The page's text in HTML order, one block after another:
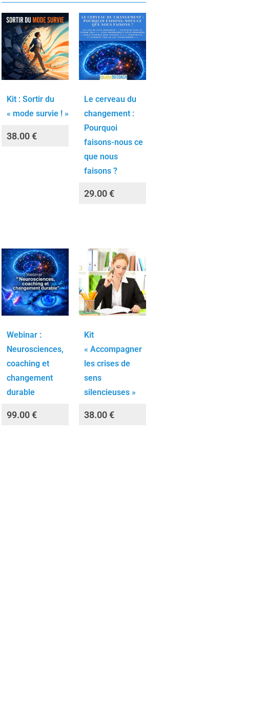
Kit : Sortir du
« mode survie ! »
38.00€
Le cerveau du
changement :
Pourquoi
faisons-nous ce
que nous
faisons ?
29.00€
Webinar :
Neurosciences,
coaching et
changement
durable
99.00€
Kit
« Accompagner
les crises de
sens
silencieuses »
38.00€